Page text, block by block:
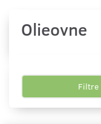
Olieovne
Filtre